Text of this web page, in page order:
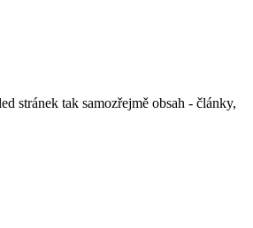
stránek tak samozřejmě obsah - články,